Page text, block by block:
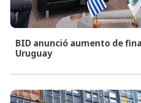
BID anunció aumento de
Uruguay